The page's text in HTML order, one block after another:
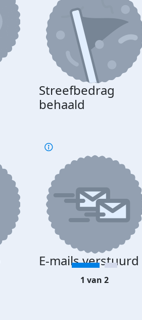
Streefbedrag
behaald
E-mails verstuurd
1 van 2